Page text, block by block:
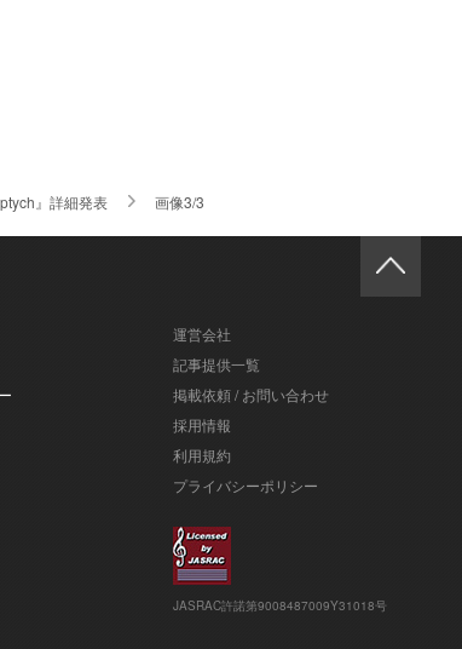
』詳細発表 画像3/3
運営会社
記事提供一覧
掲載依頼 / お問い合わせ
採用情報
利用規約
プライバシーポリシー
JASRAC許諾第9008487009Y31018号